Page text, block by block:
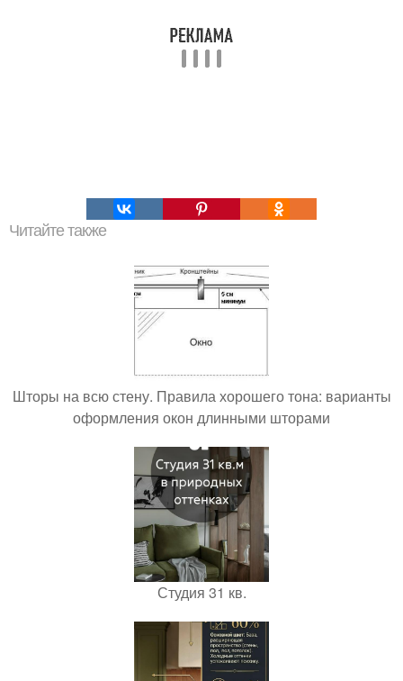
Читайте также
Шторы на всю стену. Правила хорошего тона: варианты
оформления окон длинными шторами
Студия 31 кв.